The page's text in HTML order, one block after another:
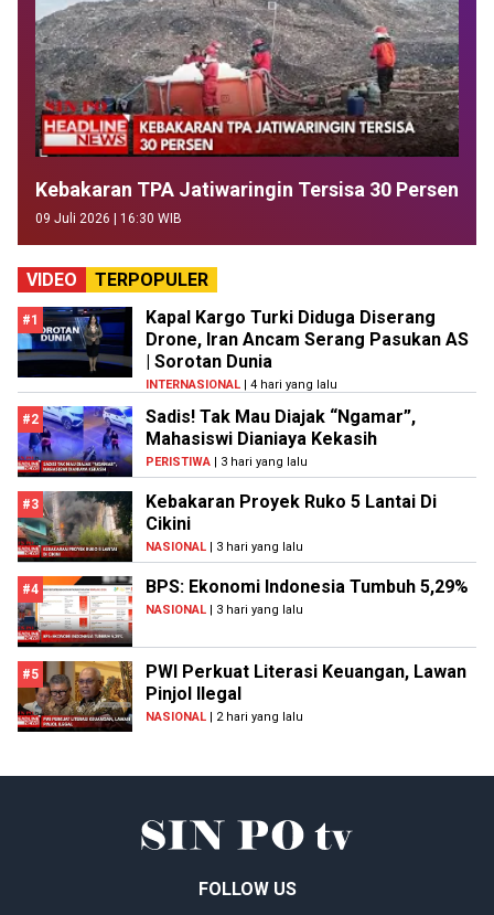
Kebakaran TPA Jatiwaringin Tersisa 30 Persen
09 Juli 2026 | 16:30 WIB
VIDEO TERPOPULER
#1
Kapal Kargo Turki Diduga Diserang
Drone, Iran Ancam Serang Pasukan AS
| Sorotan Dunia
INTERNASIONAL | 4 hari yang lalu
#2
Sadis! Tak Mau Diajak “Ngamar”,
Mahasiswi Dianiaya Kekasih
PERISTIWA | 3 hari yang lalu
#3
Kebakaran Proyek Ruko 5 Lantai Di
Cikini
NASIONAL | 3 hari yang lalu
#4 BPS: Ekonomi Indonesia Tumbuh 5,29%
NASIONAL | 3 hari yang lalu
#5
PWI Perkuat Literasi Keuangan, Lawan
Pinjol Ilegal
NASIONAL | 2 hari yang lalu
FOLLOW US